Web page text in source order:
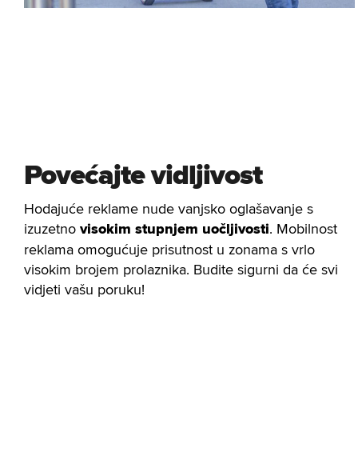
Povećajte vidljivost
Hodajuće reklame nude vanjsko oglašavanje s
izuzetno visokim stupnjem uočljivosti. Mobilnost
reklama omogućuje prisutnost u zonama s vrlo
visokim brojem prolaznika. Budite sigurni da će svi
vidjeti vašu poruku!